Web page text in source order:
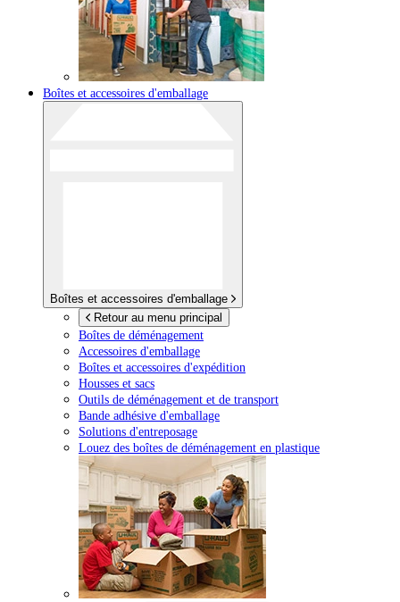
Boîtes et accessoires d'emballage
Boîtes et accessoires d'emballage
Retour au menu principal
Boîtes de déménagement
Accessoires d'emballage
Boîtes et accessoires d'expédition
Housses et sacs
Outils de déménagement et de transport
Bande adhésive d'emballage
Solutions d'entreposage
Louez des boîtes de déménagement en plastique